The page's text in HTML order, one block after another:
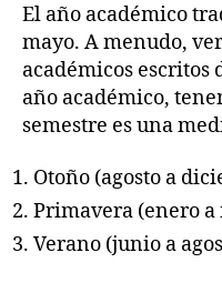
El año académico
mayo. A menudo,
académicos escritos
año académico,
semestre es una
Otoño (agosto a
Primavera (enero a
Verano (junio a